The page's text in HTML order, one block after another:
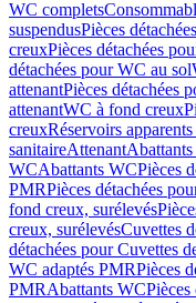
WC complets
suspendusPièces
creuxPièces détachées
détachées pour WC au sol
attenantPièces détachées
attenantWC à fond creux
creuxRéservoirs
sanitaireAttenant
WCAbattants WCPièces
PMRPièces détachées
fond creux, surélevés
creux, surélevésCuvettes
détachées pour Cuvettes
WC adaptés PMRPièces
PMRAbattants WCPièces